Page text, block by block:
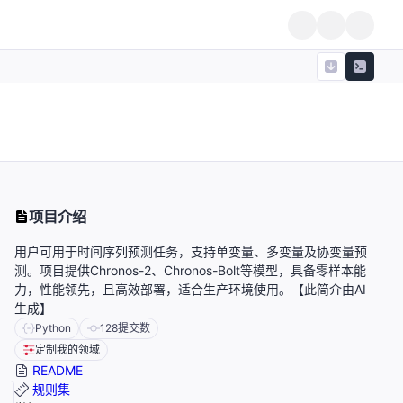
项目介绍
用户可用于时间序列预测任务，支持单变量、多变量及协变量预
测。项目提供Chronos-2、Chronos-Bolt等模型，具备零样本能
力，性能领先，且高效部署，适合生产环境使用。【此简介由AI
生成】
Python 128提交数
定制我的领域
README
规则集